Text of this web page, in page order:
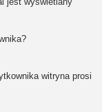
witryna prosi